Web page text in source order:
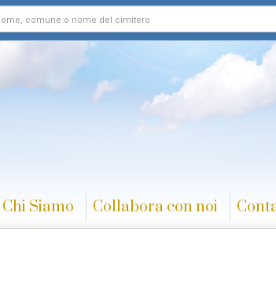
Chi Siamo Collabora con noi